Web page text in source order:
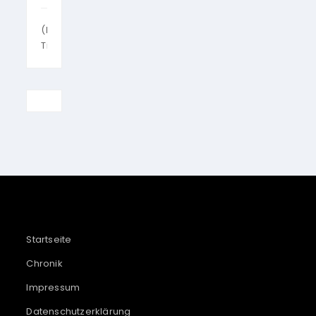
(kein
Titel)
Startseite
Chronik
Impressum
Datenschutzerklärung